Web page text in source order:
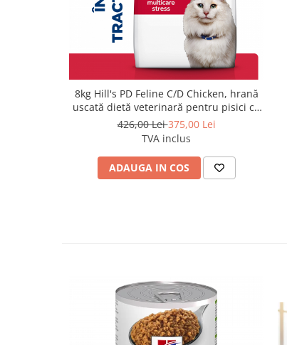
8kg Hill's PD Feline C/D Chicken, hrană
uscată dietă veterinară pentru pisici cu
probleme urinare
426,00 Lei375,00 Lei
TVA inclus
ADAUGA IN COS